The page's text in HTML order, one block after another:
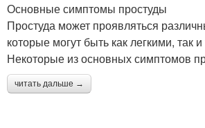
Основные симптомы простуды
Простуда может проявляться
которые могут быть как легкими, так
Некоторые из основных симптомов
читать дальше →